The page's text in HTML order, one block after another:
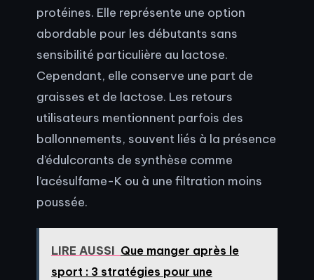
protéines. Elle représente une option
abordable pour les débutants sans
sensibilité particulière au lactose.
Cependant, elle conserve une part de
graisses et de lactose. Les retours
utilisateurs mentionnent parfois des
ballonnements, souvent liés à la présence
d’édulcorants de synthèse comme
l’acésulfame-K ou à une filtration moins
poussée.
LIRE AUSSI Que manger après le
sport : 3 stratégies pour une